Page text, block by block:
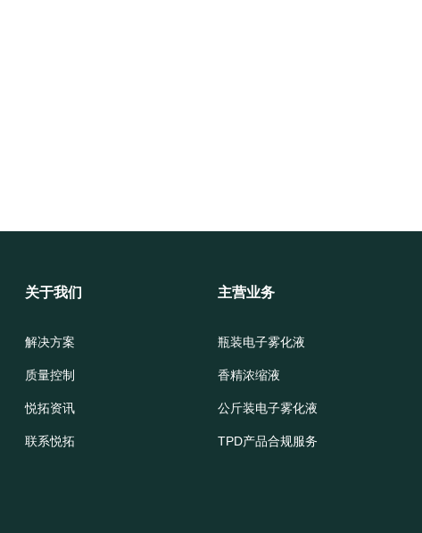
关于我们
解决方案
质量控制
悦拓资讯
联系悦拓
主营业务
瓶装电子雾化液
香精浓缩液
公斤装电子雾化液
TPD产品合规服务